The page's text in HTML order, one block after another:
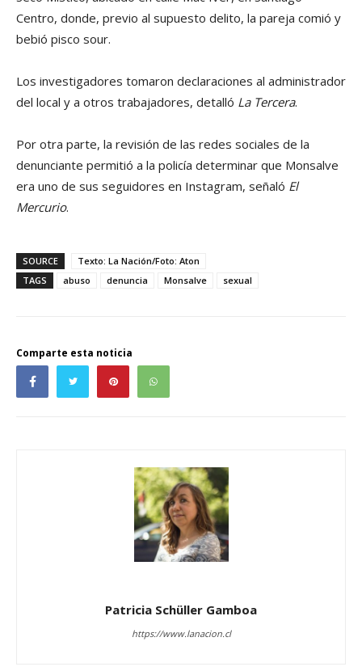
Centro, donde, previo al supuesto delito, la pareja comió y
bebió pisco sour.
Los investigadores tomaron declaraciones al administrador
del local y a otros trabajadores, detalló La Tercera.
Por otra parte, la revisión de las redes sociales de la
denunciante permitió a la policía determinar que Monsalve
era uno de sus seguidores en Instagram, señaló El
Mercurio.
SOURCE
Texto: La Nación/Foto: Aton
TAGS
abuso denuncia Monsalve sexual
Comparte esta noticia
Patricia Schüller Gamboa
https://www.lanacion.cl